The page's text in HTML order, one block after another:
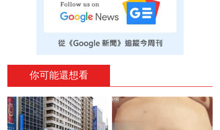
你可能還想看
PR